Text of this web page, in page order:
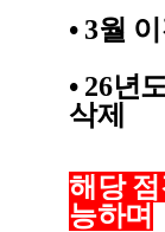
• 3월
• 26년
삭제
해당
능하며